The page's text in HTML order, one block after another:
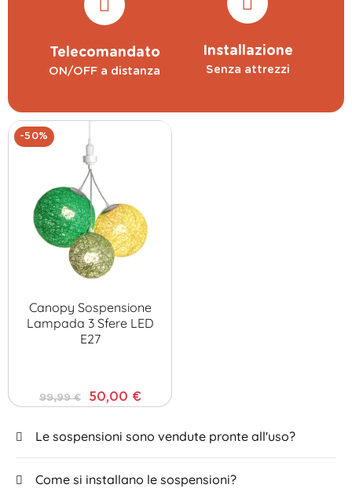
Telecomandato
ON/OFF a distanza
Installazione
Senza attrezzi
-50%
Canopy Sospensione
Lampada 3 Sfere LED
E27
99,99 € 50,00 €
Le sospensioni sono vendute pronte all'uso?
Come si installano le sospensioni?